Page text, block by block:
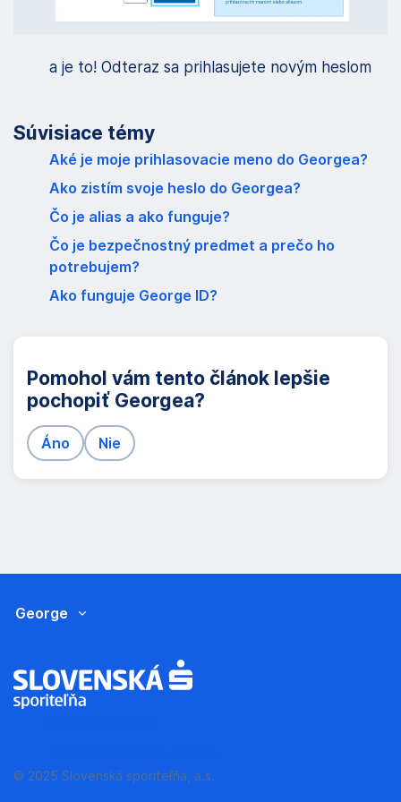
a je to! Odteraz sa prihlasujete novým heslom
Súvisiace témy
Aké je moje prihlasovacie meno do Georgea?
Ako zistím svoje heslo do Georgea?
Čo je alias a ako funguje?
Čo je bezpečnostný predmet a prečo ho
potrebujem?
Ako funguje George ID?
Pomohol vám tento článok lepšie
pochopiť Georgea?
Áno Nie
George
© 2025 Slovenská sporiteľňa, a.s.